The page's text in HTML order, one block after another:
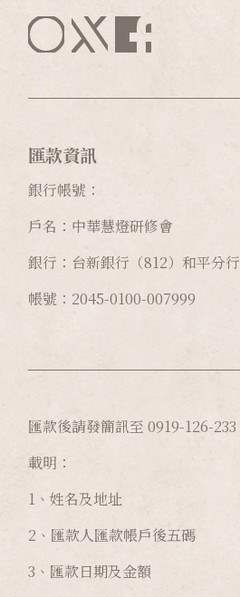
匯款資訊
銀行帳號：
戶名：中華慧燈研修會
銀行：台新銀行（812）和平分行
帳號：2045-0100-007999
匯款後請發簡訊至 0919-126-233
載明：
1、姓名及地址
2、匯款人匯款帳戶後五碼
3、匯款日期及金額